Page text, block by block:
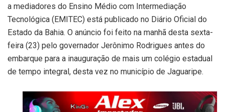
a mediadores do Ensino Médio com Intermediação
Tecnológica (EMITEC) está publicado no Diário Oficial do
Estado da Bahia. O anúncio foi feito na manhã desta sexta-
feira (23) pelo governador Jerônimo Rodrigues antes do
embarque para a inauguração de mais um colégio estadual
de tempo integral, desta vez no município de Jaguaripe.